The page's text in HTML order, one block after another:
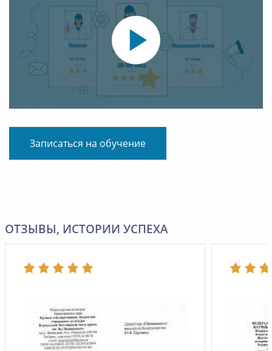
Записаться на обучение
ОТЗЫВЫ, ИСТОРИИ УСПЕХА